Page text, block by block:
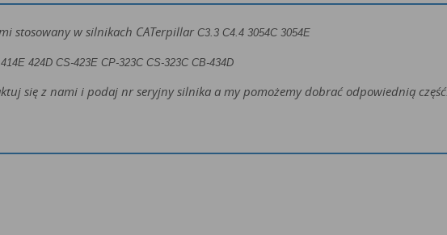
stosowany w silnikach CATerpillar C3.3 C4.4 3054C 3054E
424D CS-423E CP-323C CS-323C CB-434D
się z nami i podaj nr seryjny silnika a my pomożemy dobrać odpowiednią część.